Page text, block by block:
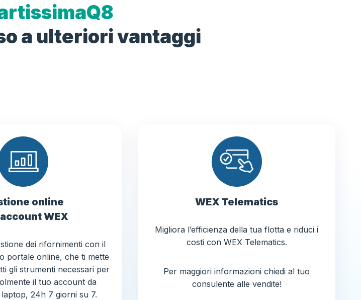
a ulteriori vantaggi
online
WEX
dei rifornimenti con il
portale online, che ti mette
gli strumenti necessari per
il tuo account da
24h 7 giorni su 7.
WEX Telematics
Migliora l’efficienza della tua flotta e riduci i
costi con WEX Telematics.
Per maggiori informazioni chiedi al tuo
consulente alle vendite!